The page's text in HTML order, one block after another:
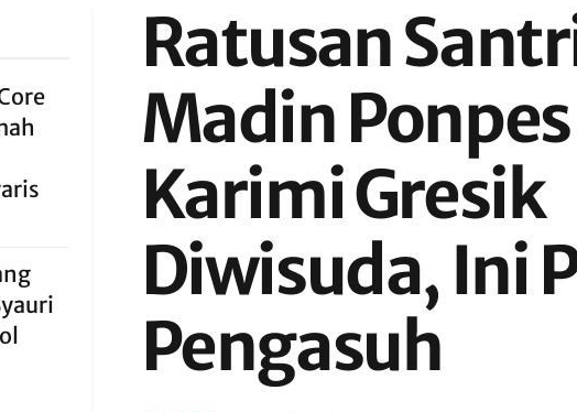
Ratusan
Madin
Karimi Gresik
Diwisuda, Ini
Pengasuh